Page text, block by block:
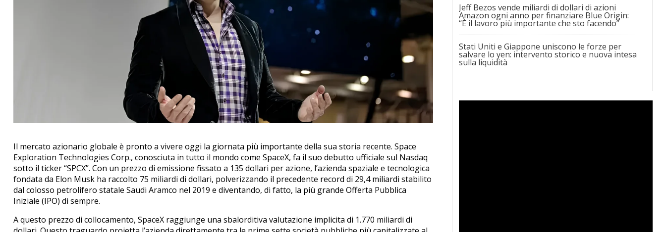
Il mercato azionario globale è pronto a vivere oggi la giornata più importante della sua storia recente. Space
Exploration Technologies Corp., conosciuta in tutto il mondo come SpaceX, fa il suo debutto ufficiale sul Nasdaq
sotto il ticker “SPCX”. Con un prezzo di emissione fissato a 135 dollari per azione, l’azienda spaziale e tecnologica
fondata da Elon Musk ha raccolto 75 miliardi di dollari, polverizzando il precedente record di 29,4 miliardi stabilito
dal colosso petrolifero statale Saudi Aramco nel 2019 e diventando, di fatto, la più grande Offerta Pubblica
Iniziale (IPO) di sempre.
A questo prezzo di collocamento, SpaceX raggiunge una sbalorditiva valutazione implicita di 1.770 miliardi di
Jeff Bezos vende miliardi di dollari di azioni
Amazon ogni anno per finanziare Blue Origin:
“È il lavoro più importante che sto facendo”
Stati Uniti e Giappone uniscono le forze per
salvare lo yen: intervento storico e nuova intesa
sulla liquidità